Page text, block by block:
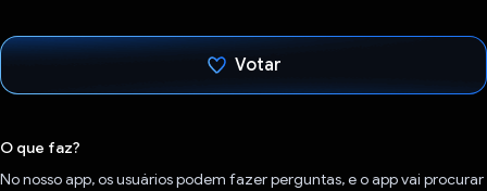
Votar
O que faz?
No nosso app, os usuários podem fazer perguntas, e o app vai procurar